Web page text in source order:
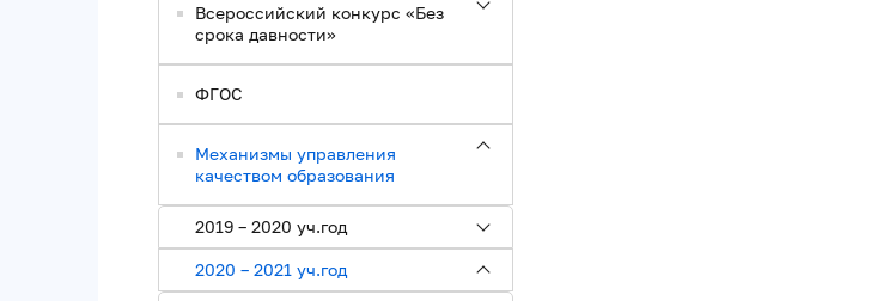
Всероссийский конкурс «Без
срока давности»
ФГОС
Механизмы управления
качеством образования
2019 – 2020 уч.год
2020 – 2021 уч.год